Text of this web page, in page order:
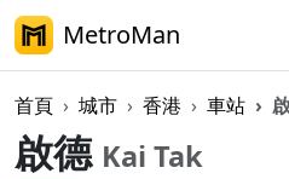
MetroMan
首頁 城市 香港 車站
啟德 Kai Tak